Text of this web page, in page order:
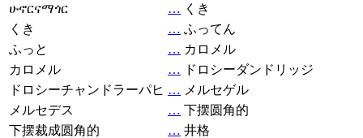
ሁኖርናማጎር
… くき
くき
… ふってん
ふっと
… カロメル
カロメル
… ドロシーダンドリッジ
ドロシーチャンドラーパヒ … メルセゲル
メルセデス
… 下摆圆角的
下摆裁成圆角的
… 井格